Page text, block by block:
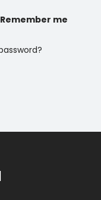
Remember me